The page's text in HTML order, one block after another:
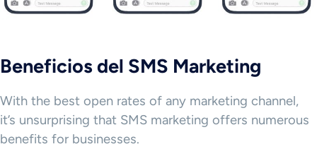
Beneficios del SMS Marketing
With the best open rates of any marketing channel,
it’s unsurprising that SMS marketing offers numerous
benefits for businesses.